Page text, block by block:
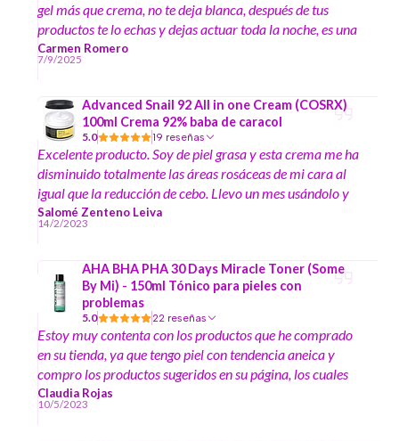
gel más que crema, no te deja blanca, después de tus
productos te lo echas y dejas actuar toda la noche, es una
maravilla ☺️
Carmen Romero
7/9/2025
Advanced Snail 92 All in one Cream (COSRX)
100ml Crema 92% baba de caracol
5.0 19 reseñas
Excelente producto. Soy de piel grasa y esta crema me ha
disminuido totalmente las áreas rosáceas de mi cara al
igual que la reducción de cebo. Llevo un mes usándolo y
puedo notar que no se ven mis poros abiertos. La crema
es espesa pero con un poco es suficiente para aplicar en
Salomé Zenteno Leiva
14/2/2023
AHA BHA PHA 30 Days Miracle Toner (Some
By Mi) - 150ml Tónico para pieles con
problemas
5.0 22 reseñas
Estoy muy contenta con los productos que he comprado
en su tienda, ya que tengo piel con tendencia aneica y
compro los productos sugeridos en su página, los cuales
me han ayudado mucho a disminuir los granitos en mi
piel y manchas :)
Claudia Rojas
10/5/2023